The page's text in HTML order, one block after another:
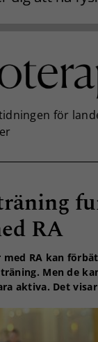
RA
RA kan
Men de
aktiva. Det